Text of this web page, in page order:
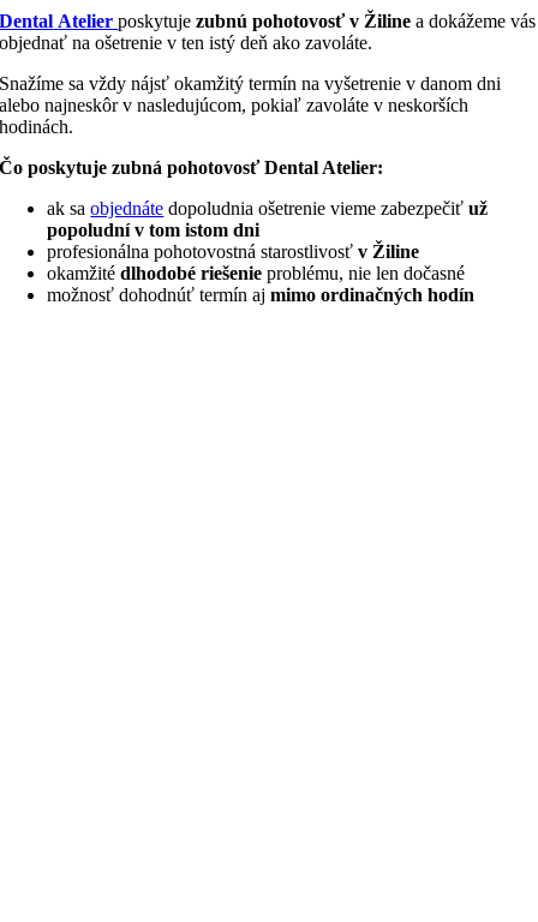
Dental Atelierposkytujezubnú pohotovosť v Žiline a dokážeme vás
objednať na ošetrenie v ten istý deň ako zavoláte.
Snažíme sa vždy nájsť okamžitý termín na vyšetrenie v danom dni
alebo najneskôr v nasledujúcom, pokiaľ zavoláte v neskorších
hodinách.
Čo poskytuje zubná pohotovosť Dental Atelier:
ak saobjednáte dopoludnia ošetrenie vieme zabezpečiťuž
popoludní v tom istom dni
profesionálna pohotovostná starostlivosťv Žiline
okamžitédlhodobé riešenie problému, nie len dočasné
možnosť dohodnúť termín ajmimo ordinačných hodín